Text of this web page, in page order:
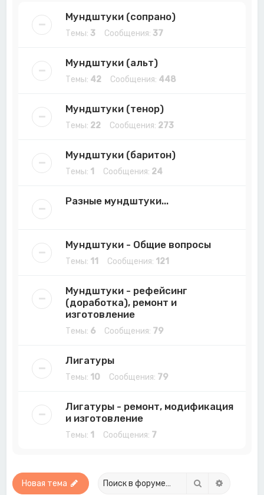
Мундштуки (сопрано)
Темы: 3 Сообщения: 37
Мундштуки (альт)
Темы: 42 Сообщения: 448
Мундштуки (тенор)
Темы: 22 Сообщения: 273
Мундштуки (баритон)
Темы: 1 Сообщения: 24
Разные мундштуки...
Мундштуки - Общие вопросы
Темы: 11 Сообщения: 121
Мундштуки - рефейсинг
(доработка), ремонт и
изготовление
Темы: 6 Сообщения: 79
Лигатуры
Темы: 10 Сообщения: 79
Лигатуры - ремонт, модификация
и изготовление
Темы: 1 Сообщения: 7
Новая тема Поиск